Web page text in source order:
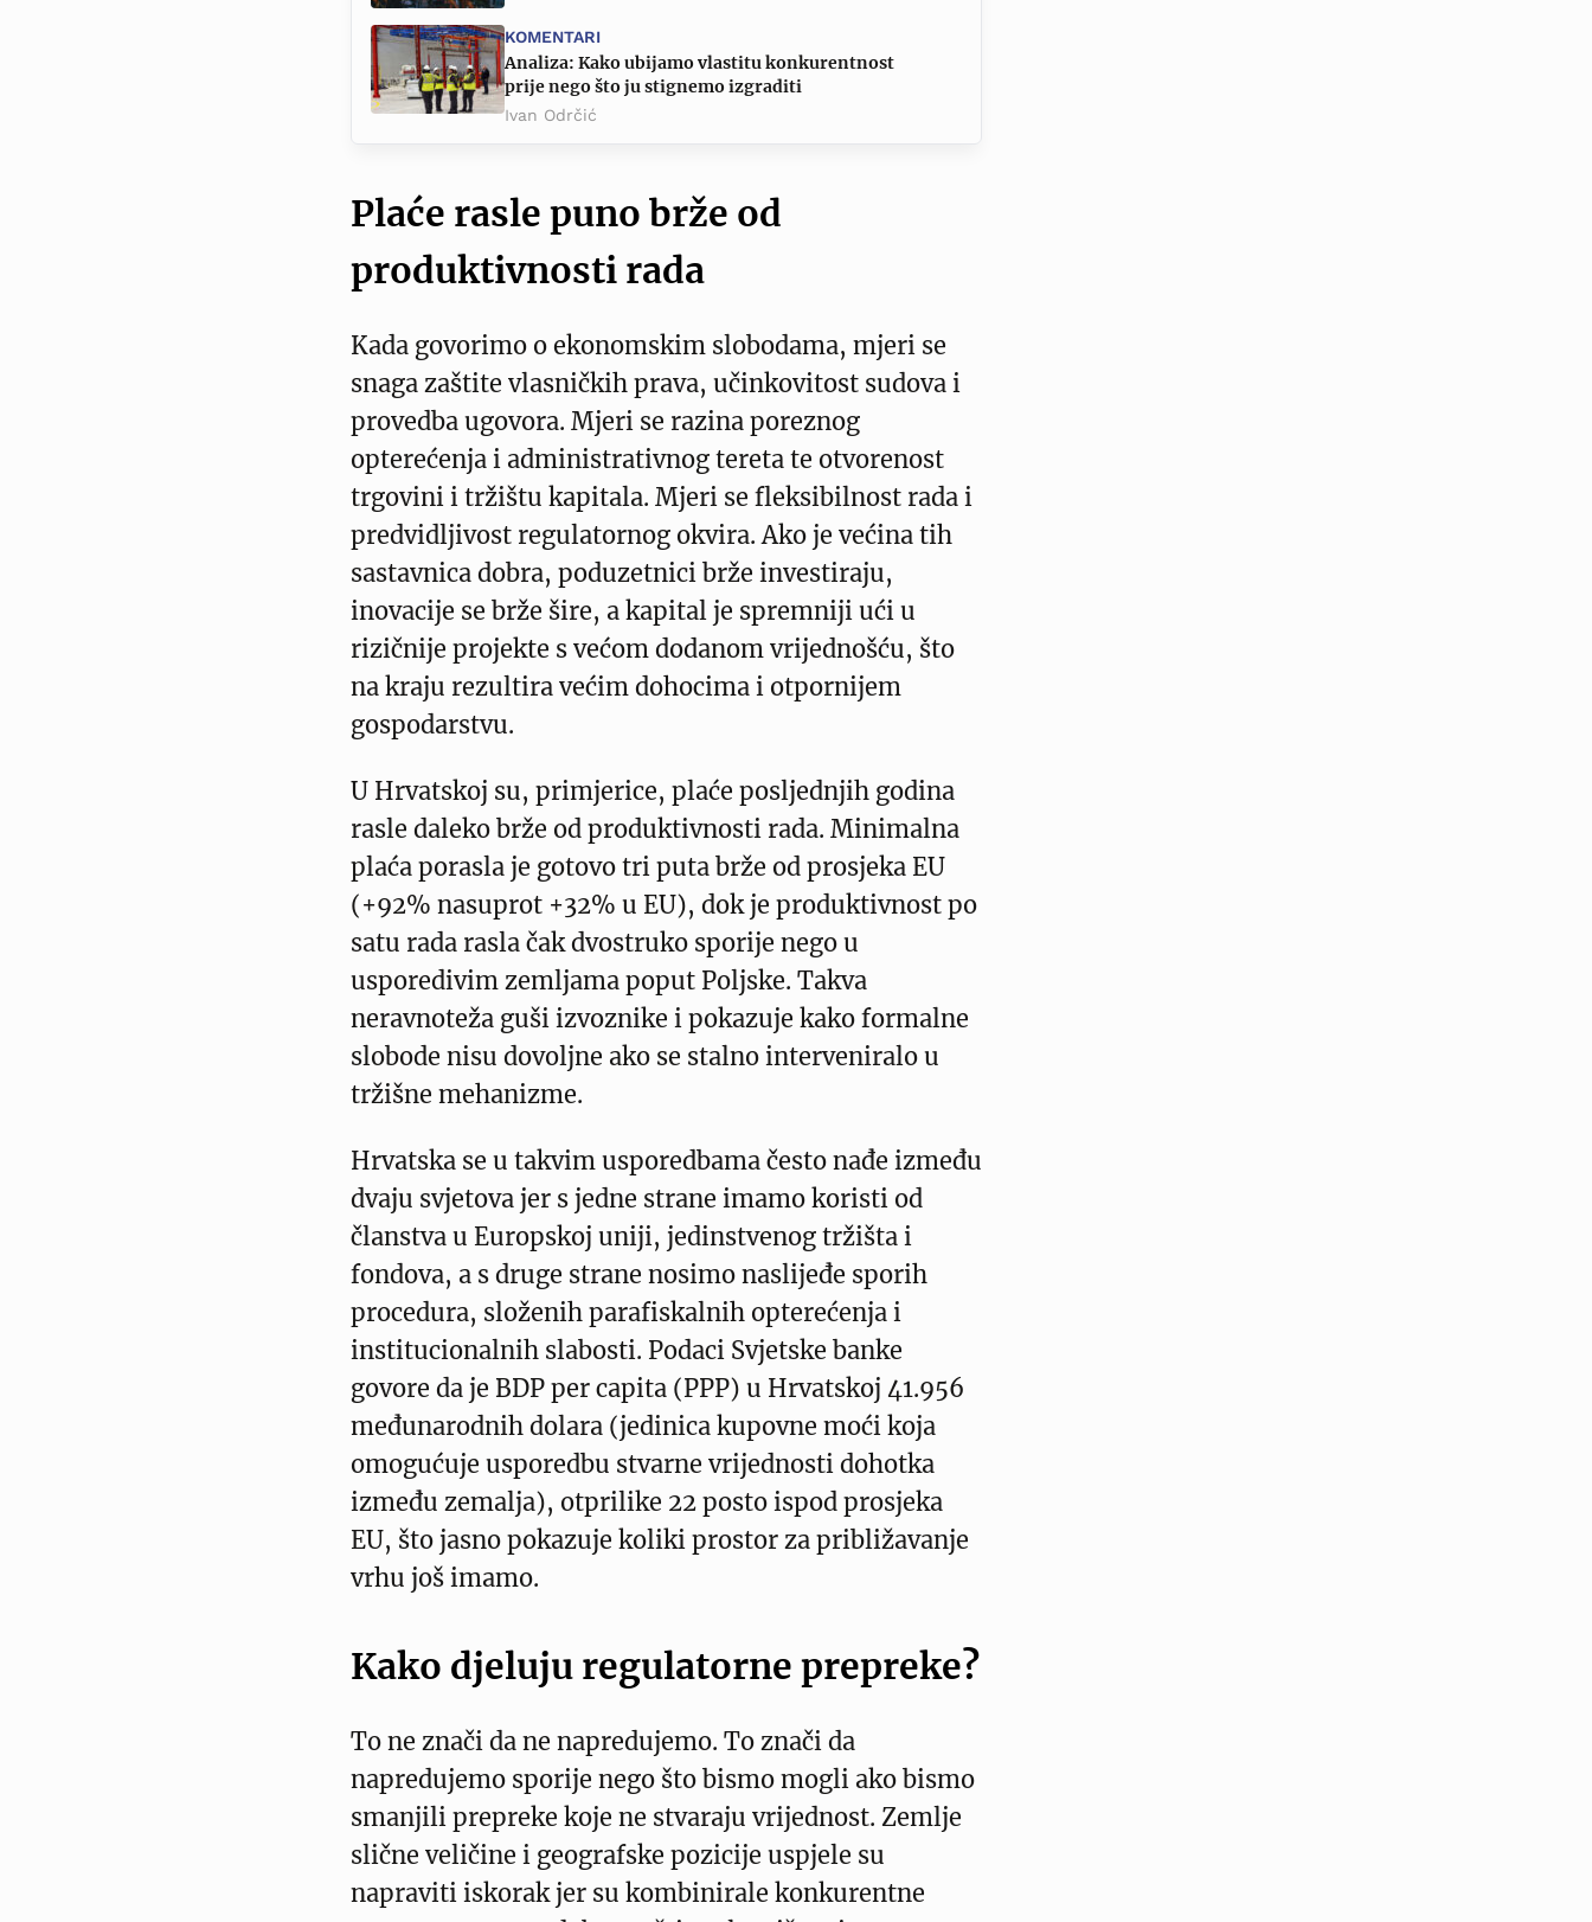
KOMENTARI
Analiza: Kako ubijamo vlastitu konkurentnost
prije nego što ju stignemo izgraditi
Ivan Odrčić
Plaće rasle puno brže od
produktivnosti rada
Kada govorimo o ekonomskim slobodama, mjeri se
snaga zaštite vlasničkih prava, učinkovitost sudova i
provedba ugovora. Mjeri se razina poreznog
opterećenja i administrativnog tereta te otvorenost
trgovini i tržištu kapitala. Mjeri se fleksibilnost rada i
predvidljivost regulatornog okvira. Ako je većina tih
sastavnica dobra, poduzetnici brže investiraju,
inovacije se brže šire, a kapital je spremniji ući u
rizičnije projekte s većom dodanom vrijednošću, što
na kraju rezultira većim dohocima i otpornijem
gospodarstvu.
U Hrvatskoj su, primjerice, plaće posljednjih godina
rasle daleko brže od produktivnosti rada. Minimalna
plaća porasla je gotovo tri puta brže od prosjeka EU
(+92% nasuprot +32% u EU), dok je produktivnost po
satu rada rasla čak dvostruko sporije nego u
usporedivim zemljama poput Poljske. Takva
neravnoteža guši izvoznike i pokazuje kako formalne
slobode nisu dovoljne ako se stalno interveniralo u
tržišne mehanizme.
Hrvatska se u takvim usporedbama često nađe između
dvaju svjetova jer s jedne strane imamo koristi od
članstva u Europskoj uniji, jedinstvenog tržišta i
fondova, a s druge strane nosimo naslijeđe sporih
procedura, složenih parafiskalnih opterećenja i
institucionalnih slabosti. Podaci Svjetske banke
govore da je BDP per capita (PPP) u Hrvatskoj 41.956
međunarodnih dolara (jedinica kupovne moći koja
omogućuje usporedbu stvarne vrijednosti dohotka
između zemalja), otprilike 22 posto ispod prosjeka
EU, što jasno pokazuje koliki prostor za približavanje
vrhu još imamo.
Kako djeluju regulatorne prepreke?
To ne znači da ne napredujemo. To znači da
napredujemo sporije nego što bismo mogli ako bismo
smanjili prepreke koje ne stvaraju vrijednost. Zemlje
slične veličine i geografske pozicije uspjele su
napraviti iskorak jer su kombinirale konkurentne